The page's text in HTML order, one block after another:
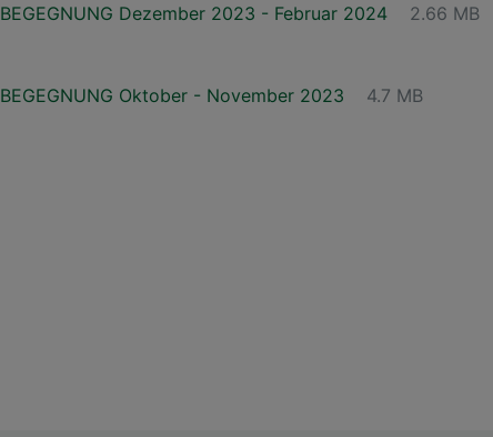
BEGEGNUNG Dezember 2023 - Februar 2024 2.66 MB
BEGEGNUNG Oktober - November 2023 4.7 MB